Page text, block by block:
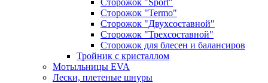
Сторожок "Sport"
Сторожок "Termo"
Сторожок "Двухсоставной"
Сторожок "Трехсоставной"
Сторожок для блесен и балансиров
Тройник с кристаллом
Мотыльницы EVA
Лески, плетеные шнуры